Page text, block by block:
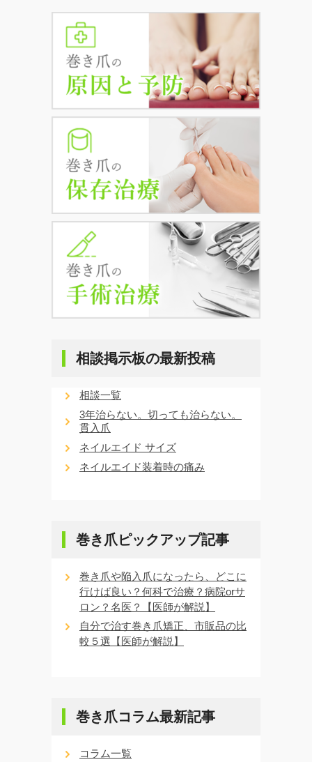
相談掲示板の最新投稿
相談一覧
3年治らない。切っても治らない。
貫入爪
ネイルエイド サイズ
ネイルエイド装着時の痛み
巻き爪ピックアップ記事
巻き爪や陥入爪になったら、どこに
行けば良い？何科で治療？病院orサ
ロン？名医？【医師が解説】
自分で治す巻き爪矯正、市販品の比
較５選【医師が解説】
巻き爪コラム最新記事
コラム一覧